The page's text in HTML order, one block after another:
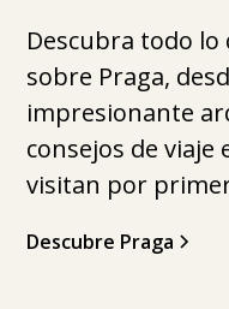
Descubra todo
sobre Praga,
impresionante
consejos de viaje
visitan por
Descubre Praga